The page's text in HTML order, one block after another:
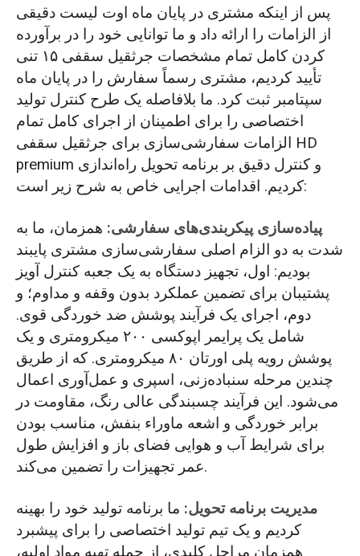
پس از اینکه مشتری در پایان ماه اوت لیست دقیقی
از الزامات را ارائه داد و ما توانایی خود را در برآورده
کردن کامل تمام مشخصات جرثقیل سقفی ۱۵ تنی
تأیید کردیم، مشتری رسماً سفارش را در پایان ماه
سپتامبر ثبت کرد. ما بلافاصله یک طرح کنترل تولید
اختصاصی را برای اطمینان از اجرای کامل تمام
الزامات سفارشی‌سازی برای جرثقیل سقفی HD
premium و کنترل دقیق بر برنامه تحویل راه‌اندازی
کردیم. اقدامات اجرایی خاص به شرح زیر است:
پیاده‌سازی پیکربندی‌های سفارشی: همزمان، ما به
شدت به دو الزام اصلی سفارشی‌سازی مشتری پایبند
بودیم: اول، تجهیز دستگاه به یک جعبه کنترل آویز
پشتیبان برای تضمین عملکرد بدون وقفه و مداوم؛ و
دوم، اجرای یک فرآیند پوشش ضد خوردگی قوی.
شامل یک پرایمر اپوکسی ۲۰۰ میکرومتری و یک
پوشش رویه پلی اورتان ۸۰ میکرومتری. که از طریق
چندین مرحله سنباده‌زنی، اسپری و عمل‌آوری اعمال
می‌شود. این فرآیند چسبندگی عالی رنگ، مقاومت در
برابر خوردگی و اشعه ماوراء بنفش، مناسب بودن
برای شرایط آب و هوایی فضای باز و افزایش طول
عمر تجهیزات را تضمین می‌کند.
مدیریت برنامه تحویل: ما برنامه تولید خود را بهینه
کردیم و یک تیم تولید اختصاصی را برای پیشبرد